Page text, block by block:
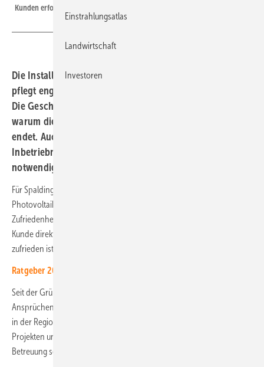
Kunden erfolgreich sind.
Die Installationsfirma aus Frankenberg in Nordhessen
pflegt enge Kontakte zu ihren Kundinnen und Kunden.
Die Geschäftsführer Ralf und Jan Spalding erzählen,
warum die Betreuung nicht mit der Verkaufsberatung
endet. Auch während der Installation und nach der
Inbetriebnahme sind Absprachen und Gespräche
notwendig, Stichwort: After Sales Service.
Für Spalding Elektrotechnik steht nicht nur der Verkauf von
Photovoltaiksystemen im Mittelpunkt, sondern vor allem die
Zufriedenheit der Kunden. „Langfristig ist uns wichtig, dass jeder
Kunde direkt nach der Installation und auch 20 Jahre später so
zufrieden ist, dass er uns gerne weiterempfiehlt“, sagt Jan Spalding.
Ratgeber 2025: 250 Tipps für solaren Eigenstrom
Seit der Gründung hat sich Spalding Elektrotechnik mit hohen
Ansprüchen an Kundenservice und Support zum bedeutenden Akteur
in der Region entwickelt. Das Unternehmen realisiert eine Vielzahl von
Projekten und setzt dabei stets auf persönliche und professionelle
Betreuung seiner Kunden.
Einstrahlungsatlas
Landwirtschaft
Investoren